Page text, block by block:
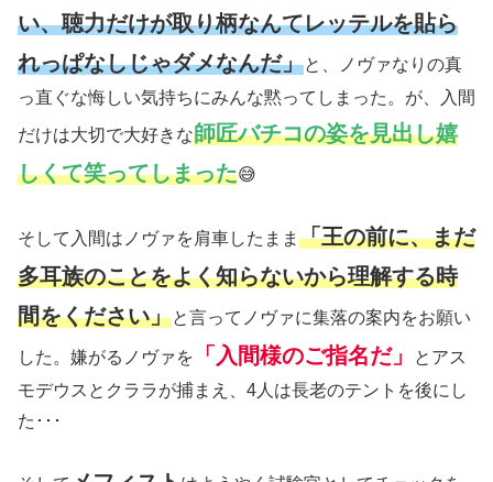
い、聴力だけが取り柄なんてレッテルを貼ら
れっぱなしじゃダメなんだ」と、ノヴァなりの真
っ直ぐな悔しい気持ちにみんな黙ってしまった。が、入間
だけは大切で大好きな師匠バチコの姿を見出し嬉
しくて笑ってしまった😅
そして入間はノヴァを肩車したまま 「王の前に、まだ
多耳族のことをよく知らないから理解する時
間をください」と言ってノヴァに集落の案内をお願い
した。嫌がるノヴァを 「入間様のご指名だ」
とアス
モデウスとクララが捕まえ、4人は長老のテントを後にし
た･･･